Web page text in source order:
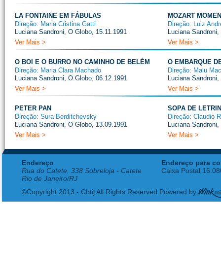
LA FONTAINE EM FÁBULAS
Direção: Maria Cristina Gatti
Luciana Sandroni, O Globo, 15.11.1991
Ver Mais >
MOZART
Direção: Luiz
Luciana
Ver Mais >
O BOI E O BURRO NO CAMINHO DE BELÉM
Direção: Maria Clara Machado
Luciana Sandroni, O Globo, 06.12.1991
Ver Mais >
O EMBARQUE
Direção: Malu
Luciana
Ver Mais >
PETER PAN
Direção: Sura Berditchevsky
Luciana Sandroni, O Globo, 13.09.1991
Ver Mais >
SOPA DE
Direção: Claudio
Luciana
Ver Mais >
Endereço
Rua do Catete, 338 Sobreloja - Catete
Rio de Janeiro/RJ
Endereço para
Caixa Postal
©Copyright 2013 - Cbtij All Rights Reserved Powered by: